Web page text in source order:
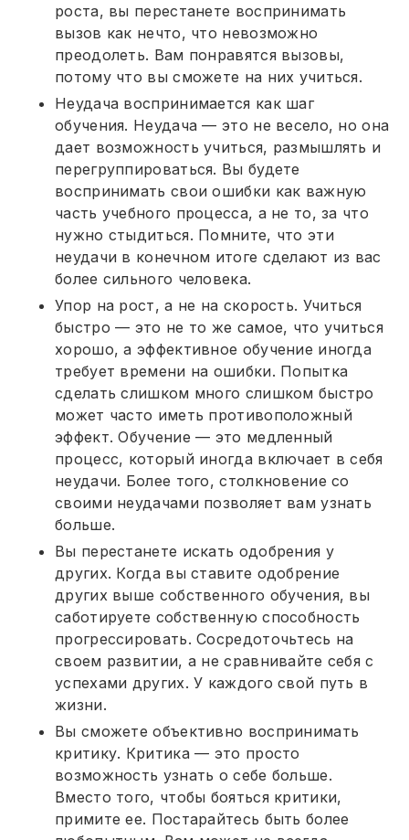
роста, вы перестанете воспринимать
вызов как нечто, что невозможно
преодолеть. Вам понравятся вызовы,
потому что вы сможете на них учиться.
Неудача воспринимается как шаг
обучения. Неудача — это не весело, но она
дает возможность учиться, размышлять и
перегруппироваться. Вы будете
воспринимать свои ошибки как важную
часть учебного процесса, а не то, за что
нужно стыдиться. Помните, что эти
неудачи в конечном итоге сделают из вас
более сильного человека.
Упор на рост, а не на скорость. Учиться
быстро — это не то же самое, что учиться
хорошо, а эффективное обучение иногда
требует времени на ошибки. Попытка
сделать слишком много слишком быстро
может часто иметь противоположный
эффект. Обучение — это медленный
процесс, который иногда включает в себя
неудачи. Более того, столкновение со
своими неудачами позволяет вам узнать
больше.
Вы перестанете искать одобрения у
других. Когда вы ставите одобрение
других выше собственного обучения, вы
саботируете собственную способность
прогрессировать. Сосредоточьтесь на
своем развитии, а не сравнивайте себя с
успехами других. У каждого свой путь в
жизни.
Вы сможете объективно воспринимать
критику. Критика — это просто
возможность узнать о себе больше.
Вместо того, чтобы бояться критики,
примите ее. Постарайтесь быть более